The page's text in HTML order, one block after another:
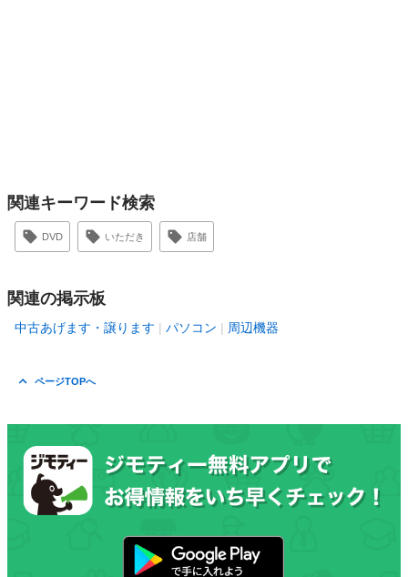
関連キーワード検索
DVD いただき 店舗
関連の掲示板
中古あげます・譲ります パソコン 周辺機器
ページTOPへ